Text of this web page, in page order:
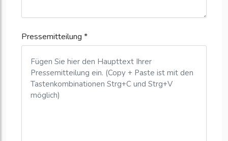
Pressemitteilung *